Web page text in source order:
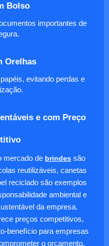
Bolso
importantes de
Orelhas
evitando perdas e
e com Preço
mercado de brindes são
reutilizáveis, canetas
reciclado são exemplos
ambiental e
da empresa.
preços competitivos,
benefício para empresas
o orçamento.